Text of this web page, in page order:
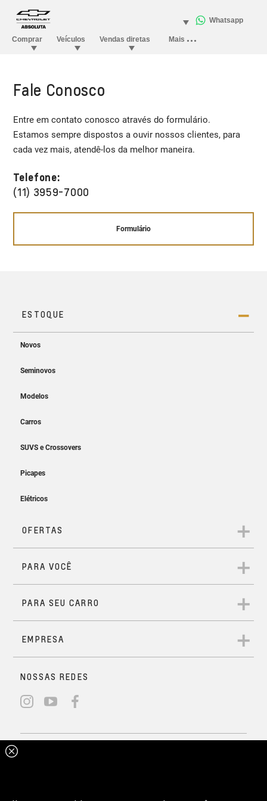
Fale Conosco
Entre em contato conosco através do formulário.
Estamos sempre dispostos a ouvir nossos clientes, para
cada vez mais, atendê-los da melhor maneira.
Telefone:
(11) 3959-7000
Formulário